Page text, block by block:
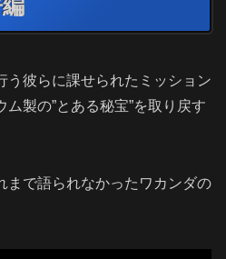
う彼らに課せられたミッション
製の”とある秘宝”を取り戻す
まで語られなかったワカンダの